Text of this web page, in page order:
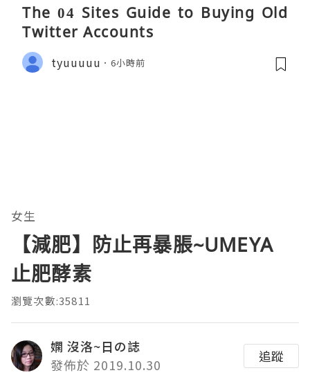
The 04 Sites Guide to Buying Old
Twitter Accounts
tyuuuuu 6小時前
女生
【減肥】防止再暴脹~UMEYA
止肥酵素
瀏覽次數:35811
嫻 沒洛~日の誌
發佈於 2019.10.30
追蹤